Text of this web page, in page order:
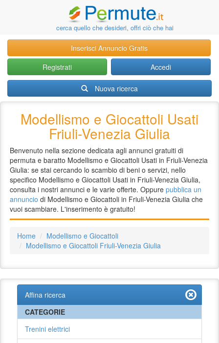
cerca quello che desideri, offri ciò che hai
Inserisci Annuncio Gratis
Registrati
Accedi
Nuova ricerca
Modellismo e Giocattoli Usati
Friuli-Venezia Giulia
Benvenuto nella sezione dedicata agli annunci gratuiti di
permuta e baratto Modellismo e Giocattoli Usati in Friuli-Venezia
Giulia: se stai cercando lo scambio di beni o servizi, nello
specifico Modellismo e Giocattoli Usati in Friuli-Venezia Giulia,
consulta i nostri annunci e le varie offerte. Oppure pubblica un
annuncio di Modellismo e Giocattoli in Friuli-Venezia Giulia che
vuoi scambiare. L'inserimento è gratuito!
Home
Modellismo e Giocattoli
Modellismo e Giocattoli Friuli-Venezia Giulia
Affina ricerca
CATEGORIE
Trenini elettrici